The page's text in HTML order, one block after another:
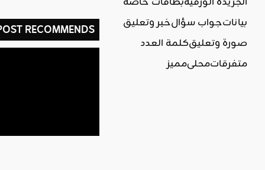
RECOMMENDS
بياناتجواب سؤالخبر وتعليق
صورة وتعليقكلمة العدد
متفرقاتمحليمميز